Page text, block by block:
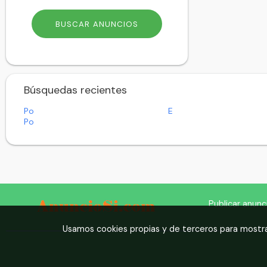
Búsquedas recientes
Po E
Po
Publicar
Usamos cookies propias y de terceros para